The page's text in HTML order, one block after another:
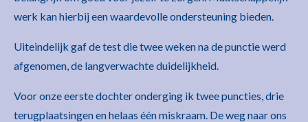
werk kan hierbij een waardevolle ondersteuning bieden.
Uiteindelijk gaf de test die twee weken na de punctie werd
afgenomen, de langverwachte duidelijkheid.
Voor onze eerste dochter onderging ik twee puncties, drie
terugplaatsingen en helaas één miskraam. De weg naar ons